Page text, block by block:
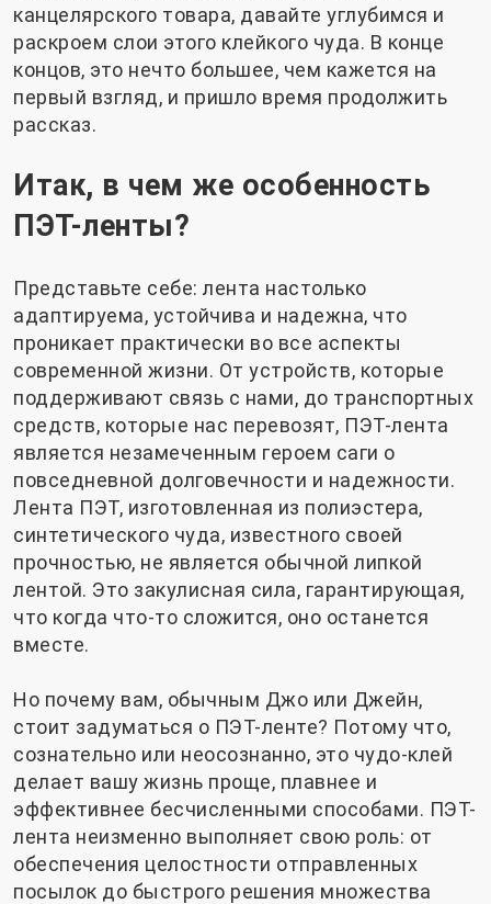
канцелярского товара, давайте углубимся и
раскроем слои этого клейкого чуда. В конце
концов, это нечто большее, чем кажется на
первый взгляд, и пришло время продолжить
рассказ.
Итак, в чем же особенность
ПЭТ-ленты?
Представьте себе: лента настолько
адаптируема, устойчива и надежна, что
проникает практически во все аспекты
современной жизни. От устройств, которые
поддерживают связь с нами, до транспортных
средств, которые нас перевозят, ПЭТ-лента
является незамеченным героем саги о
повседневной долговечности и надежности.
Лента ПЭТ, изготовленная из полиэстера,
синтетического чуда, известного своей
прочностью, не является обычной липкой
лентой. Это закулисная сила, гарантирующая,
что когда что-то сложится, оно останется
вместе.
Но почему вам, обычным Джо или Джейн,
стоит задуматься о ПЭТ-ленте? Потому что,
сознательно или неосознанно, это чудо-клей
делает вашу жизнь проще, плавнее и
эффективнее бесчисленными способами. ПЭТ-
лента неизменно выполняет свою роль: от
обеспечения целостности отправленных
посылок до быстрого решения множества